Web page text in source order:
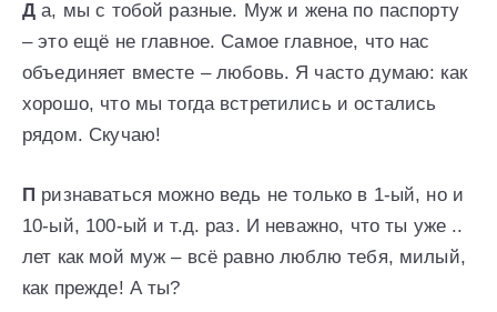
Д а, мы с тобой разные. Муж и жена по паспорту
– это ещё не главное. Самое главное, что нас
объединяет вместе – любовь. Я часто думаю: как
хорошо, что мы тогда встретились и остались
рядом. Скучаю!
П ризнаваться можно ведь не только в 1-ый, но и
10-ый, 100-ый и т.д. раз. И неважно, что ты уже ..
лет как мой муж – всё равно люблю тебя, милый,
как прежде! А ты?